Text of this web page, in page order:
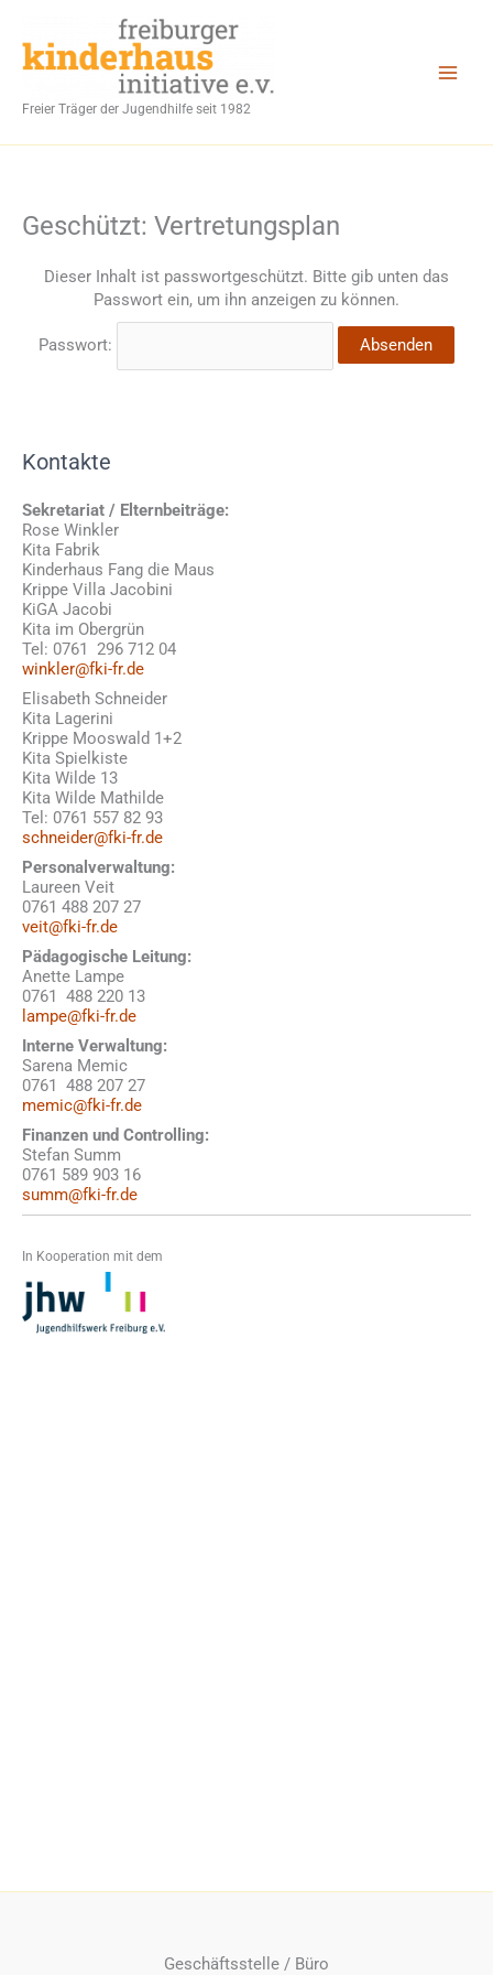
springen
Freier Träger der Jugendhilfe seit 1982
Geschützt: Vertretungsplan
Dieser Inhalt ist passwortgeschützt. Bitte gib unten das
Passwort ein, um ihn anzeigen zu können.
Passwort:
Kontakte
Sekretariat / Elternbeiträge:
Rose Winkler
Kita Fabrik
Kinderhaus Fang die Maus
Krippe Villa Jacobini
KiGA Jacobi
Kita im Obergrün
Tel: 0761 296 712 04
winkler@fki-fr.de
Elisabeth Schneider
Kita Lagerini
Krippe Mooswald 1+2
Kita Spielkiste
Kita Wilde 13
Kita Wilde Mathilde
Tel: 0761 557 82 93
schneider@fki-fr.de
Personalverwaltung:
Laureen Veit
0761 488 207 27
veit@fki-fr.de
Pädagogische Leitung:
Anette Lampe
0761 488 220 13
lampe@fki-fr.de
Interne Verwaltung:
Sarena Memic
0761 488 207 27
memic@fki-fr.de
Finanzen und Controlling:
Stefan Summ
0761 589 903 16
summ@fki-fr.de
In Kooperation mit dem
Geschäftsstelle / Büro